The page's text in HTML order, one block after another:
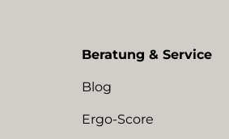
Beratung & Service
Blog
Ergo-Score